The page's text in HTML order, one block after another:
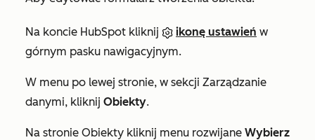
Na koncie HubSpot kliknij ikonę ustawień w
górnym pasku nawigacyjnym.
W menu po lewej stronie, w sekcji Zarządzanie
danymi, kliknij Obiekty.
Na stronie Obiekty kliknij menu rozwijane Wybierz